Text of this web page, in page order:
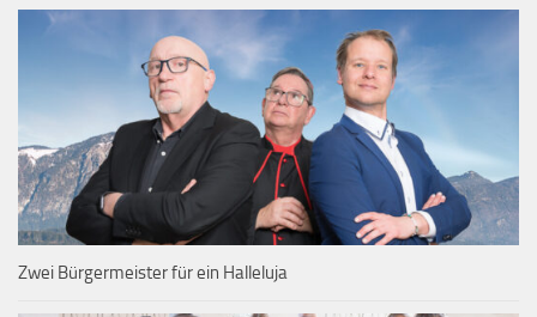
Zwei Bürgermeister für ein Halleluja